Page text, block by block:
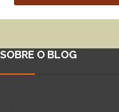
SOBRE O BLOG